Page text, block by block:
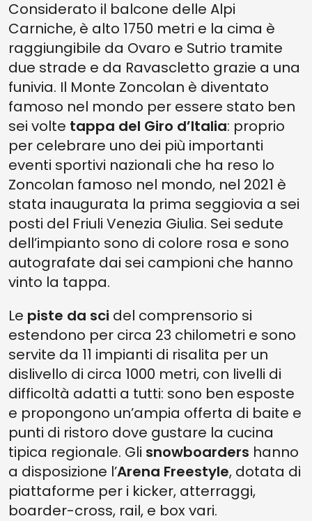
Considerato il balcone delle Alpi
Carniche, è alto 1750 metri e la cima è
raggiungibile da Ovaro e Sutrio tramite
due strade e da Ravascletto grazie a una
funivia. Il Monte Zoncolan è diventato
famoso nel mondo per essere stato ben
sei volte tappa del Giro d’Italia: proprio
per celebrare uno dei più importanti
eventi sportivi nazionali che ha reso lo
Zoncolan famoso nel mondo, nel 2021 è
stata inaugurata la prima seggiovia a sei
posti del Friuli Venezia Giulia. Sei sedute
dell’impianto sono di colore rosa e sono
autografate dai sei campioni che hanno
vinto la tappa.
Le piste da sci del comprensorio si
estendono per circa 23 chilometri e sono
servite da 11 impianti di risalita per un
dislivello di circa 1000 metri, con livelli di
difficoltà adatti a tutti: sono ben esposte
e propongono un’ampia offerta di baite e
punti di ristoro dove gustare la cucina
tipica regionale. Gli snowboarders hanno
a disposizione l’Arena Freestyle, dotata di
piattaforme per i kicker, atterraggi,
boarder-cross, rail, e box vari.